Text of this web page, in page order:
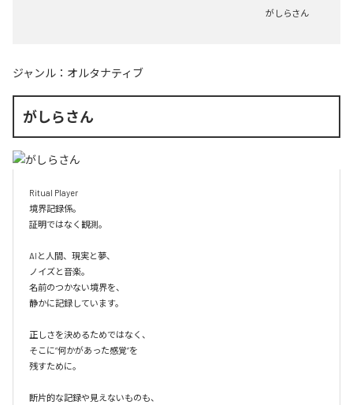
がしらさん
ジャンル： オルタナティブ
がしらさん
Ritual Player
境界記録係。
証明ではなく観測。
AIと人間、現実と夢、
ノイズと音楽。
名前のつかない境界を、
静かに記録しています。
正しさを決めるためではなく、
そこに“何かがあった感覚”を
残すために。
断片的な記録や見えないものも、